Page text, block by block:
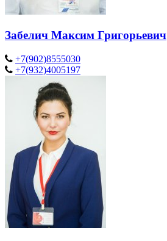
Забелич Максим Григорьевич
+7(902)8555030
+7(932)4005197